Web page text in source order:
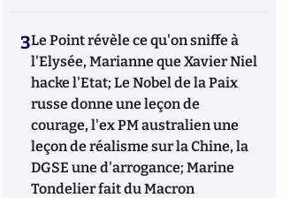
3Le Point révèle ce qu'on sniffe à
l'Elysée, Marianne que Xavier Niel
hacke l'Etat; Le Nobel de la Paix
russe donne une leçon de
courage, l'ex PM australien une
leçon de réalisme sur la Chine, la
DGSE une d'arrogance; Marine
Tondelier fait du Macron